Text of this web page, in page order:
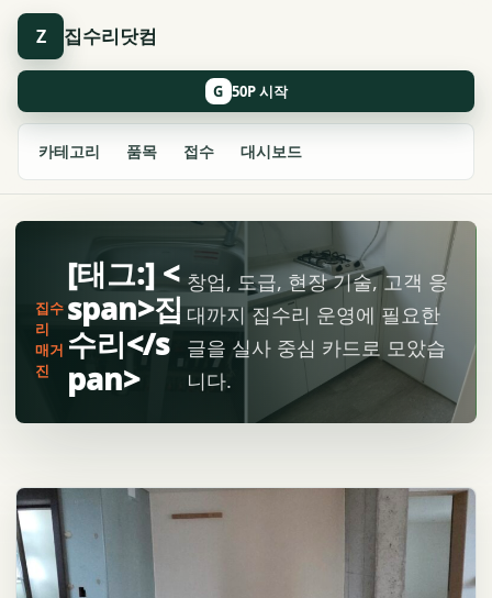
Z 집수리닷컴
카테고리 품목 접수 대시보드
G
집수
리
매거
진
[태그:] <
span>집
수리</s
pan>
창업, 도급, 현장 기술, 고객 응
대까지 집수리 운영에 필요한
글을 실사 중심 카드로 모았습
니다.